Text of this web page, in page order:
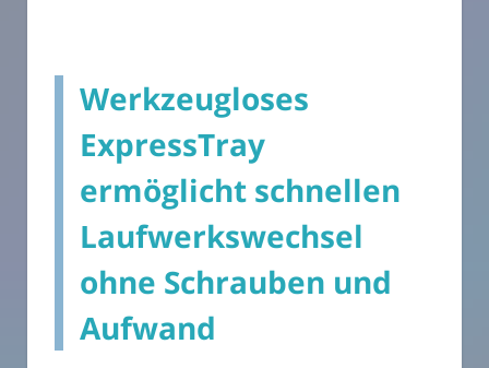
Werkzeugloses
ExpressTray
ermöglicht schnellen
Laufwerkswechsel
ohne Schrauben und
Aufwand